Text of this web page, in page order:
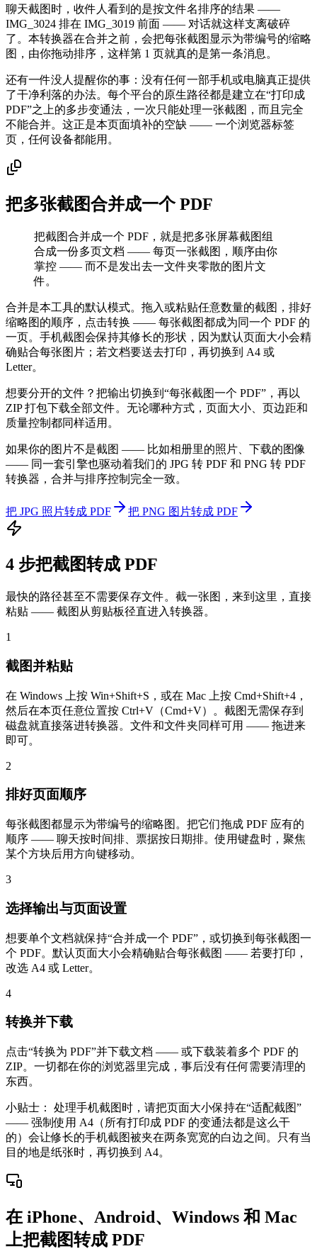
聊天截图时，收件人看到的是按文件名排序的结果 ——
IMG_3024 排在 IMG_3019 前面 —— 对话就这样支离破碎
了。本转换器在合并之前，会把每张截图显示为带编号的缩略
图，由你拖动排序，这样第 1 页就真的是第一条消息。
还有一件没人提醒你的事：没有任何一部手机或电脑真正提供
了干净利落的办法。每个平台的原生路径都是建立在“打印成
PDF”之上的多步变通法，一次只能处理一张截图，而且完全
不能合并。这正是本页面填补的空缺 —— 一个浏览器标签
页，任何设备都能用。
把多张截图合并成一个 PDF
把截图合并成一个 PDF，就是把多张屏幕截图组
合成一份多页文档 —— 每页一张截图，顺序由你
掌控 —— 而不是发出去一文件夹零散的图片文
件。
合并是本工具的默认模式。拖入或粘贴任意数量的截图，排好
缩略图的顺序，点击转换 —— 每张截图都成为同一个 PDF 的
一页。手机截图会保持其修长的形状，因为默认页面大小会精
确贴合每张图片；若文档要送去打印，再切换到 A4 或
Letter。
想要分开的文件？把输出切换到“每张截图一个 PDF”，再以
ZIP 打包下载全部文件。无论哪种方式，页面大小、页边距和
质量控制都同样适用。
如果你的图片不是截图 —— 比如相册里的照片、下载的图像
—— 同一套引擎也驱动着我们的 JPG 转 PDF 和 PNG 转 PDF
转换器，合并与排序控制完全一致。
把 JPG 照片转成 PDF 把 PNG 图片转成 PDF
4 步把截图转成 PDF
最快的路径甚至不需要保存文件。截一张图，来到这里，直接
粘贴 —— 截图从剪贴板径直进入转换器。
1
截图并粘贴
在 Windows 上按 Win+Shift+S，或在 Mac 上按 Cmd+Shift+4，
然后在本页任意位置按 Ctrl+V（Cmd+V）。截图无需保存到
磁盘就直接落进转换器。文件和文件夹同样可用 —— 拖进来
即可。
2
排好页面顺序
每张截图都显示为带编号的缩略图。把它们拖成 PDF 应有的
顺序 —— 聊天按时间排、票据按日期排。使用键盘时，聚焦
某个方块后用方向键移动。
3
选择输出与页面设置
想要单个文档就保持“合并成一个 PDF”，或切换到每张截图一
个 PDF。默认页面大小会精确贴合每张截图 —— 若要打印，
改选 A4 或 Letter。
4
转换并下载
点击“转换为 PDF”并下载文档 —— 或下载装着多个 PDF 的
ZIP。一切都在你的浏览器里完成，事后没有任何需要清理的
东西。
小贴士：
处理手机截图时，请把页面大小保持在“适配截图”
—— 强制使用 A4（所有打印成 PDF 的变通法都是这么干
的）会让修长的手机截图被夹在两条宽宽的白边之间。只有当
目的地是纸张时，再切换到 A4。
在 iPhone、Android、Windows 和 Mac
上把截图转成 PDF